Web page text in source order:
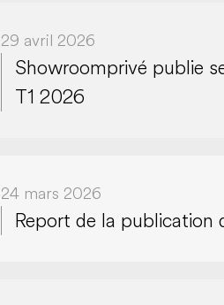
29 avril 2026
Showroomprivé publie
T1 2026
24 mars 2026
Report de la